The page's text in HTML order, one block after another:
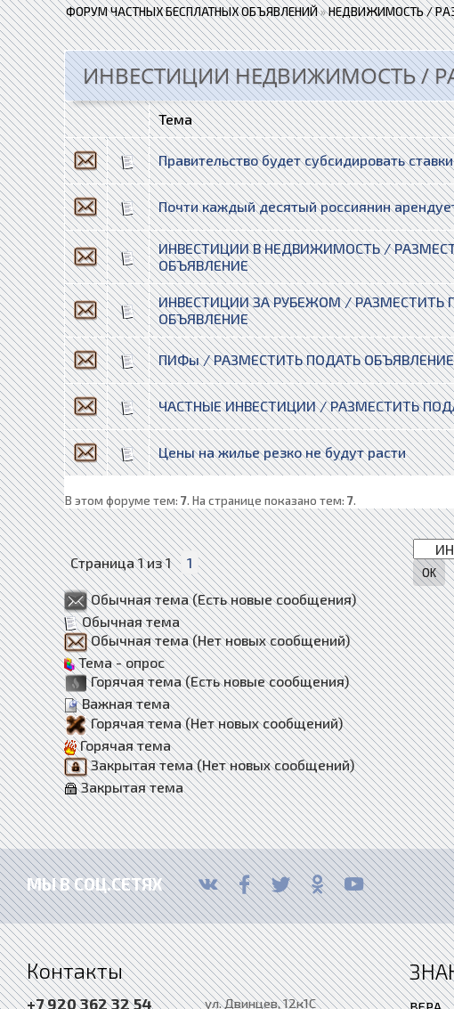
ФОРУМ ЧАСТНЫХ БЕСПЛАТНЫХ ОБЪЯВЛЕНИЙ»НЕДВИЖИМОСТЬ /
ИНВЕСТИЦИИ НЕДВИЖИМОСТЬ /
Тема
Правительство будет субсидировать ставки
Почти каждый десятый россиянин
ИНВЕСТИЦИИ В НЕДВИЖИМОСТЬ /
ОБЪЯВЛЕНИЕ
ИНВЕСТИЦИИ ЗА РУБЕЖОМ / РАЗМЕСТИТЬ
ОБЪЯВЛЕНИЕ
ПИФы / РАЗМЕСТИТЬ ПОДАТЬ ОБЪЯВЛЕНИЕ
ЧАСТНЫЕ ИНВЕСТИЦИИ / РАЗМЕСТИТЬ
Цены на жилье резко не будут расти
В этом форуме тем: 7. На странице показано тем: 7.
Страница1из1 1
Обычная тема (Есть новые сообщения)
Обычная тема
Обычная тема (Нет новых сообщений)
Тема - опрос
Горячая тема (Есть новые сообщения)
Важная тема
Горячая тема (Нет новых сообщений)
Горячая тема
Закрытая тема (Нет новых сообщений)
Закрытая тема
МЫ В СОЦ.СЕТЯХ
Контакты
+7 920 362 32 54
ул. Двинцев, 12к1С